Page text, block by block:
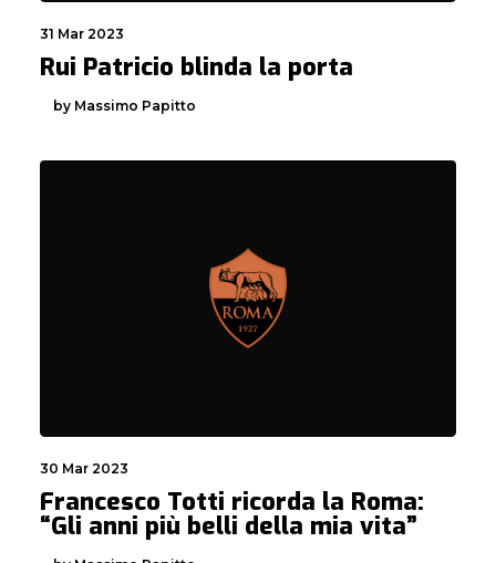
31 Mar 2023
Rui Patricio blinda la porta
by Massimo Papitto
30 Mar 2023
Francesco Totti ricorda la Roma:
“Gli anni più belli della mia vita”